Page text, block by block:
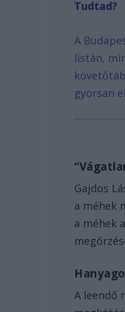
Tudtad?
A
listán,
gyorsan
Gajdos
a méhek
a méhek
A leendő